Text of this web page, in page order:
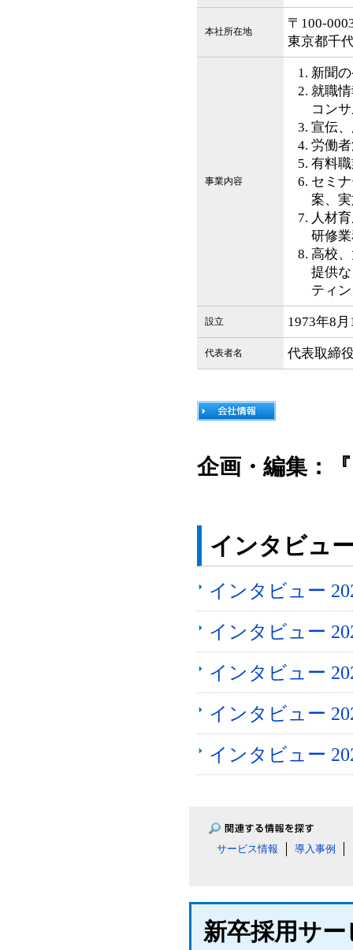
本社所在地
〒100-
東京都千
事業内容
新聞
就職
コン
宣伝
労働
有料
セミ
案、
人材
研修
高校
提供
ティ
設立 1973年8
代表者名 代表取締
企画・編集：
インタビュ
インタビュー
インタビュー
インタビュー
インタビュー
インタビュー
サービス情報 導入事例
新卒採用サ